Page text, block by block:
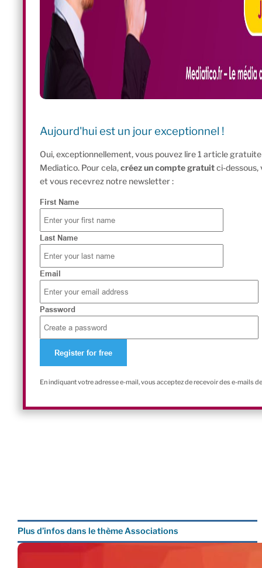
Aujourd'hui est un jour exceptionnel !
Oui, exceptionnellement, vous pouvez lire 1 article
Mediatico. Pour cela,créez un compte gratuitci-dessous,
et vous recevrez notre newsletter :
First Name
Last Name
Email
Password
En indiquant votre adresse e-mail, vous acceptez de recevoir des e-mails
Plus d’infos dans le thème Associations